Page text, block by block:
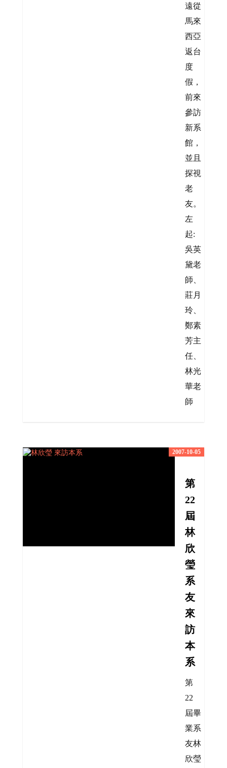
遠從
馬來
西亞
返台
度
假，
前來
參訪
新系
館，
並且
探視
老
友。
左
起:
吳英
黛老
師、
莊月
玲、
鄭素
芳主
任、
林光
華老
師
2007-10-05
第
22
屆
林
欣
瑩
系
友
來
訪
本
系
第
22
屆畢
業系
友林
欣瑩